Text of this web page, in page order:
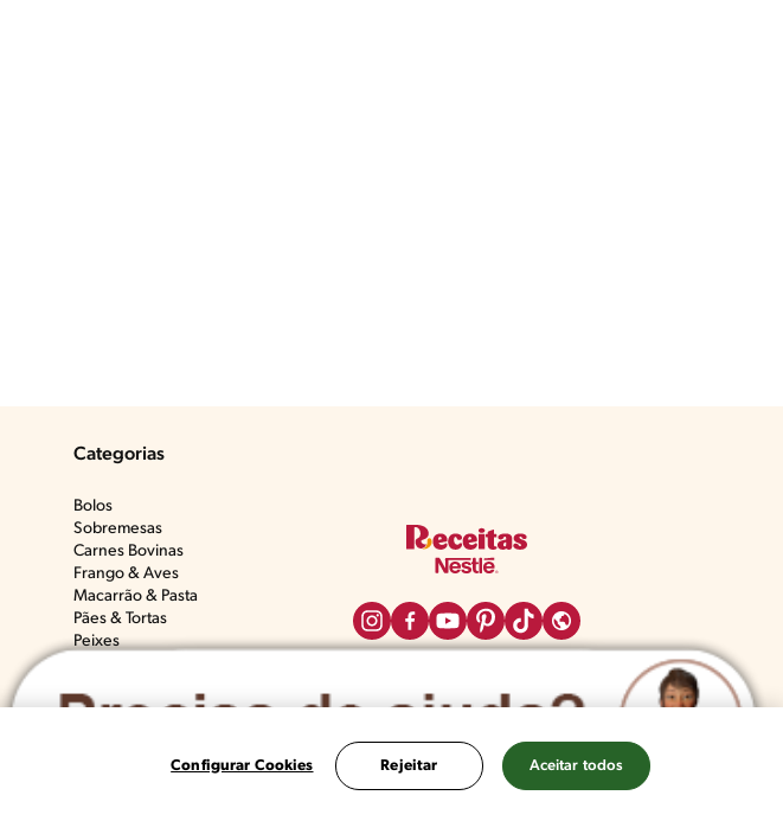
Categorias
Bolos
Sobremesas
Carnes Bovinas​
Frango & Aves​
Macarrão & Pasta​
Pães & Tortas​
Peixes
Política de Privacidade Configurações de Cookies
Configurar Cookies Rejeitar Aceitar todos